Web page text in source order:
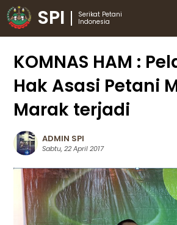
SPI
Serikat Petani
Indonesia
KOMNAS HAM :
Hak Asasi Petani
Marak terjadi
ADMIN SPI
Sabtu, 22 April 2017